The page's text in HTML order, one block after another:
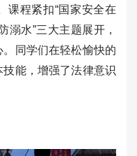
课程紧扣“国家安全在
溺水”三大主题展开，
同学们在轻松愉快的
能，增强了法律意识